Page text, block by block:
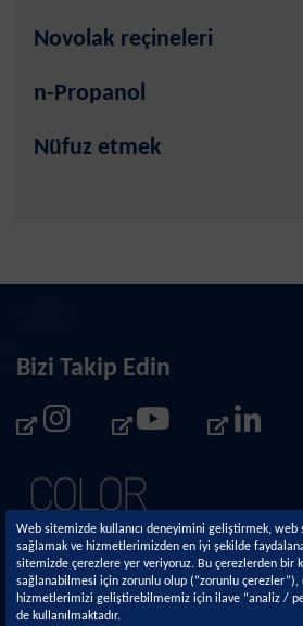
Novolak reçineleri
n-Propanol
Nüfuz etmek
Bizi Takip Edin
Web sitemizde kullanıcı deneyimini geliştirmek, web
sağlamak ve hizmetlerimizden en iyi şekilde
sitemizde çerezlere yer veriyoruz. Bu çerezlerden bir
sağlanabilmesi için zorunlu olup (“zorunlu
hizmetlerimizi geliştirebilmemiz için ilave “analiz /
de kullanılmaktadır.